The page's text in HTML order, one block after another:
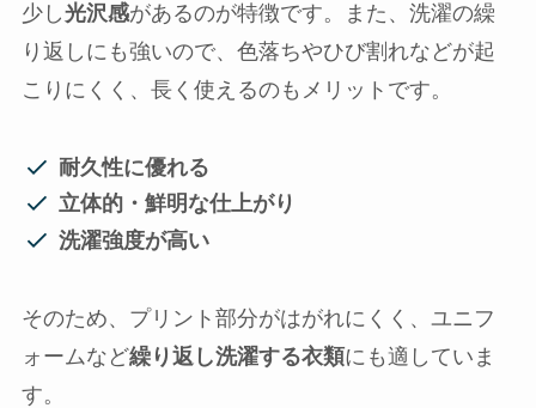
少し光沢感があるのが特徴です。また、洗濯の繰
り返しにも強いので、色落ちやひび割れなどが起
こりにくく、長く使えるのもメリットです。
耐久性に優れる
立体的・鮮明な仕上がり
洗濯強度が高い
そのため、プリント部分がはがれにくく、ユニフ
ォームなど繰り返し洗濯する衣類にも適していま
す。